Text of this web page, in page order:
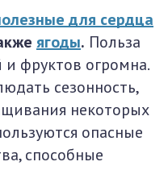
для сердца
ягоды. Польза
фруктов огромна.
сезонность,
некоторых
опасные
способные